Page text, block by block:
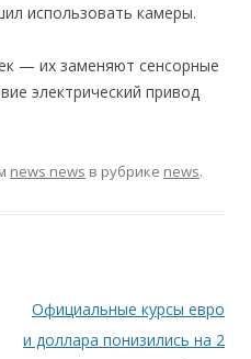
использовать камеры.
— их заменяют сенсорные
электрический привод
news news в рубрике news.
Официальные курсы евро
и доллара понизились на 2